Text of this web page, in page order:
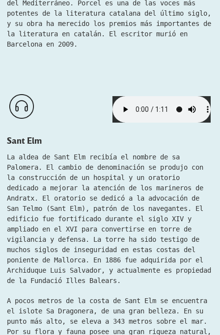
del Mediterráneo. Porcel es una de las voces más
potentes de la literatura catalana del último siglo,
y su obra ha merecido los premios más importantes de
la literatura en catalán. El escritor murió en
Barcelona en 2009.
Sant Elm
La aldea de Sant Elm recibía el nombre de sa
Palomera. El cambio de denominación se produjo con
la construcción de un hospital y un oratorio
dedicado a mejorar la atención de los marineros de
Andratx. El oratorio se dedicó a la advocación de
San Telmo (Sant Elm), patrón de los navegantes. El
edificio fue fortificado durante el siglo XIV y
ampliado en el XVI para convertirse en torre de
vigilancia y defensa. La torre ha sido testigo de
muchos siglos de inseguridad en estas costas del
poniente de Mallorca. En 1886 fue adquirida por el
Archiduque Luis Salvador, y actualmente es propiedad
de la Fundació Illes Balears.
A pocos metros de la costa de Sant Elm se encuentra
el islote Sa Dragonera, de una gran belleza. En su
punto más alto, se eleva a 343 metros sobre el mar.
Por su flora y fauna posee una gran riqueza natural,